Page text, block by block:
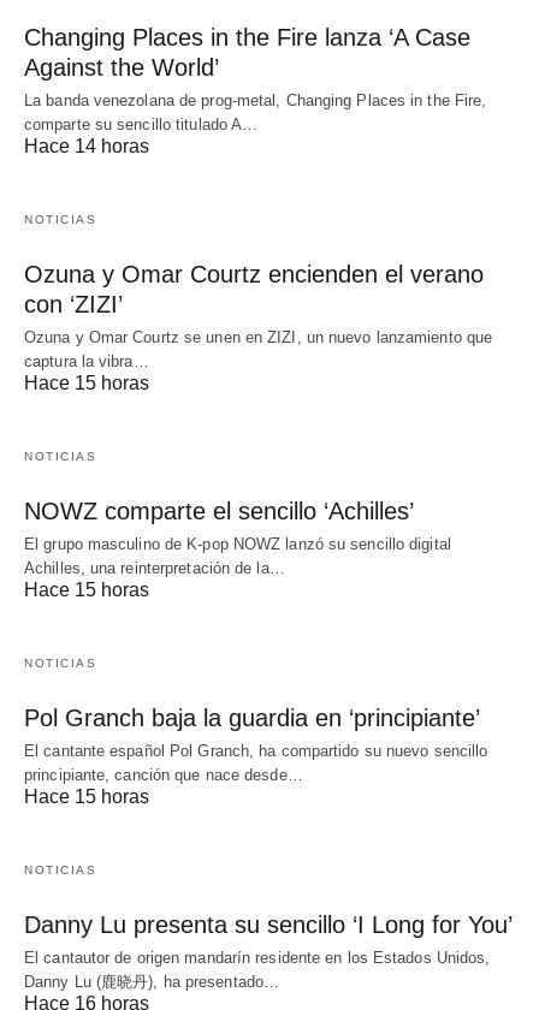
Changing Places in the Fire lanza ‘A Case
Against the World’
La banda venezolana de prog-metal, Changing Places in the Fire,
comparte su sencillo titulado A…
Hace 14 horas
NOTICIAS
Ozuna y Omar Courtz encienden el verano
con ‘ZIZI’
Ozuna y Omar Courtz se unen en ZIZI, un nuevo lanzamiento que
captura la vibra…
Hace 15 horas
NOTICIAS
NOWZ comparte el sencillo ‘Achilles’
El grupo masculino de K-pop NOWZ lanzó su sencillo digital
Achilles, una reinterpretación de la…
Hace 15 horas
NOTICIAS
Pol Granch baja la guardia en ‘principiante’
El cantante español Pol Granch, ha compartido su nuevo sencillo
principiante, canción que nace desde…
Hace 15 horas
NOTICIAS
Danny Lu presenta su sencillo ‘I Long for You’
El cantautor de origen mandarín residente en los Estados Unidos,
Danny Lu (鹿晓丹), ha presentado…
Hace 16 horas